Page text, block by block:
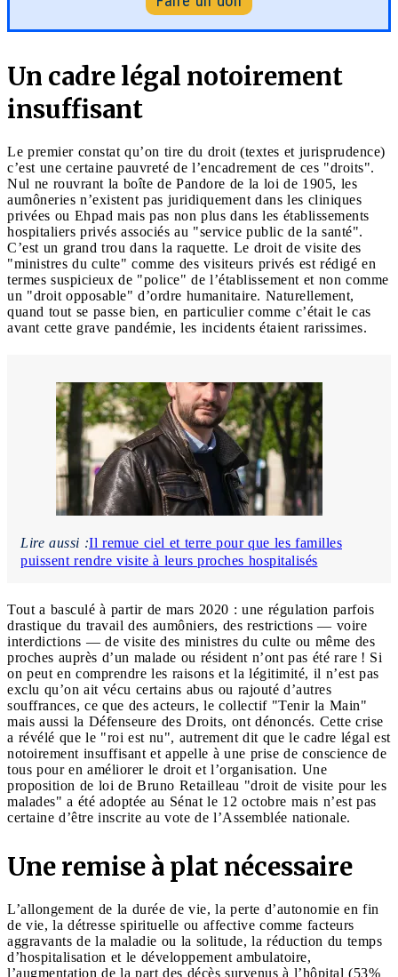
Un cadre légal notoirement
insuffisant
Le premier constat qu’on tire du droit (textes et jurisprudence)
c’est une certaine pauvreté de l’encadrement de ces "droits".
Nul ne rouvrant la boîte de Pandore de la loi de 1905, les
aumôneries n’existent pas juridiquement dans les cliniques
privées ou Ehpad mais pas non plus dans les établissements
hospitaliers privés associés au "service public de la santé".
C’est un grand trou dans la raquette. Le droit de visite des
"ministres du culte" comme des visiteurs privés est rédigé en
termes suspicieux de "police" de l’établissement et non comme
un "droit opposable" d’ordre humanitaire. Naturellement,
quand tout se passe bien, en particulier comme c’était le cas
avant cette grave pandémie, les incidents étaient rarissimes.
Lire aussi :Il remue ciel et terre pour que les familles
puissent rendre visite à leurs proches hospitalisés
Tout a basculé à partir de mars 2020 : une régulation parfois
drastique du travail des aumôniers, des restrictions — voire
interdictions — de visite des ministres du culte ou même des
proches auprès d’un malade ou résident n’ont pas été rare ! Si
on peut en comprendre les raisons et la légitimité, il n’est pas
exclu qu’on ait vécu certains abus ou rajouté d’autres
souffrances, ce que des acteurs, le collectif "Tenir la Main"
mais aussi la Défenseure des Droits, ont dénoncés. Cette crise
a révélé que le "roi est nu", autrement dit que le cadre légal est
notoirement insuffisant et appelle à une prise de conscience de
tous pour en améliorer le droit et l’organisation. Une
proposition de loi de Bruno Retailleau "droit de visite pour les
malades" a été adoptée au Sénat le 12 octobre mais n’est pas
certaine d’être inscrite au vote de l’Assemblée nationale.
Une remise à plat nécessaire
L’allongement de la durée de vie, la perte d’autonomie en fin
de vie, la détresse spirituelle ou affective comme facteurs
aggravants de la maladie ou la solitude, la réduction du temps
d’hospitalisation et le développement ambulatoire,
l’augmentation de la part des décès survenus à l’hôpital (53%